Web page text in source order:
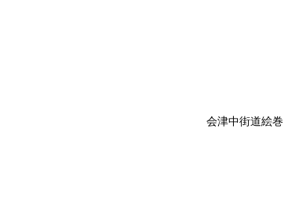
会津中街道絵巻